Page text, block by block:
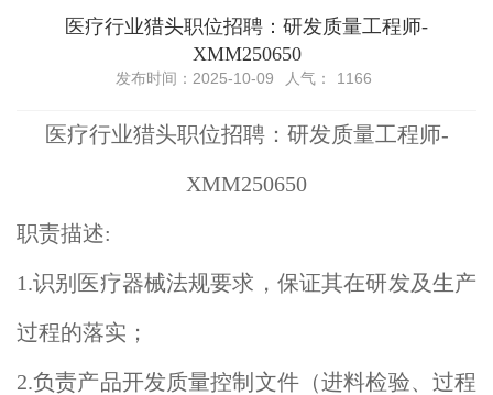
医疗行业猎头职位招聘：研发质量工程师-
XMM250650
发布时间：2025-10-09 人气： 1166
医疗行业猎头职位招聘：研发质量工程师-
XMM250650
职责描述:
1.识别医疗器械法规要求，保证其在研发及生产
过程的落实；
2.负责产品开发质量控制文件（进料检验、过程